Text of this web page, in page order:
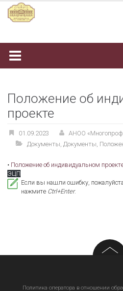
Наверх
Положение об
проекте
01.09.2023
АНОО
Документы Документы
• Положение об индивидуальном
ЭЦП
Если вы нашли ошибку,
нажмите Ctrl+Enter.
Политика оператора в отношении